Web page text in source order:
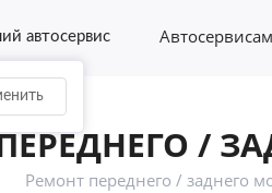
автосервис Автосервисам
/
Ремонт переднего / заднего